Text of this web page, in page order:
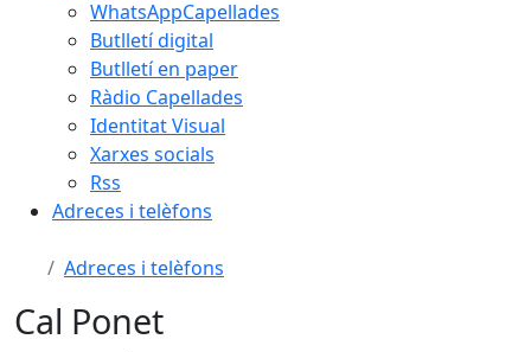
WhatsAppCapellades
Butlletí digital
Butlletí en paper
Ràdio Capellades
Identitat Visual
Xarxes socials
Rss
Adreces i telèfons
Adreces i telèfons
Cal Ponet